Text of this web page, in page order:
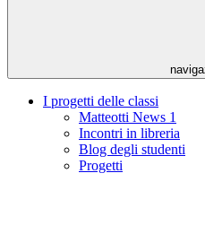
I progetti delle classi
Matteotti News 1
Incontri in libreria
Blog degli studenti
Progetti